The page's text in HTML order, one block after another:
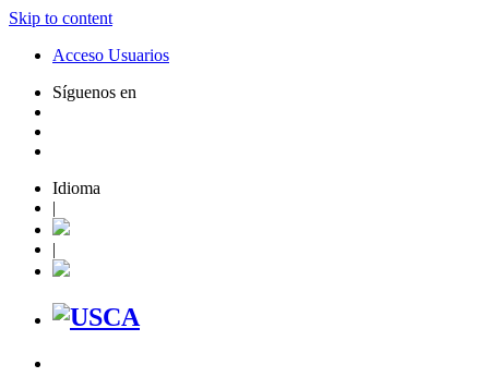
Skip to content
Acceso Usuarios
Síguenos en
Idioma
|
|